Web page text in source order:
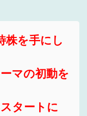
株を手にし
マの初動を
タートに